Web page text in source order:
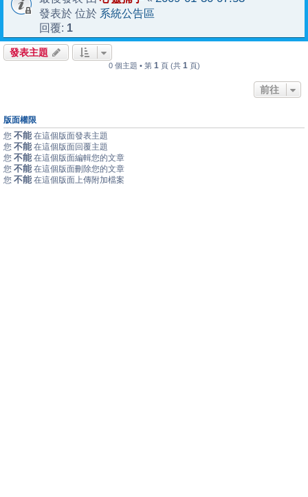
發表於 位於 系統公告區
回覆: 1
發表主題
0 個主題 • 第 1 頁 (共 1 頁)
前往
版面權限
您 不能 在這個版面發表主題
您 不能 在這個版面回覆主題
您 不能 在這個版面編輯您的文章
您 不能 在這個版面刪除您的文章
您 不能 在這個版面上傳附加檔案